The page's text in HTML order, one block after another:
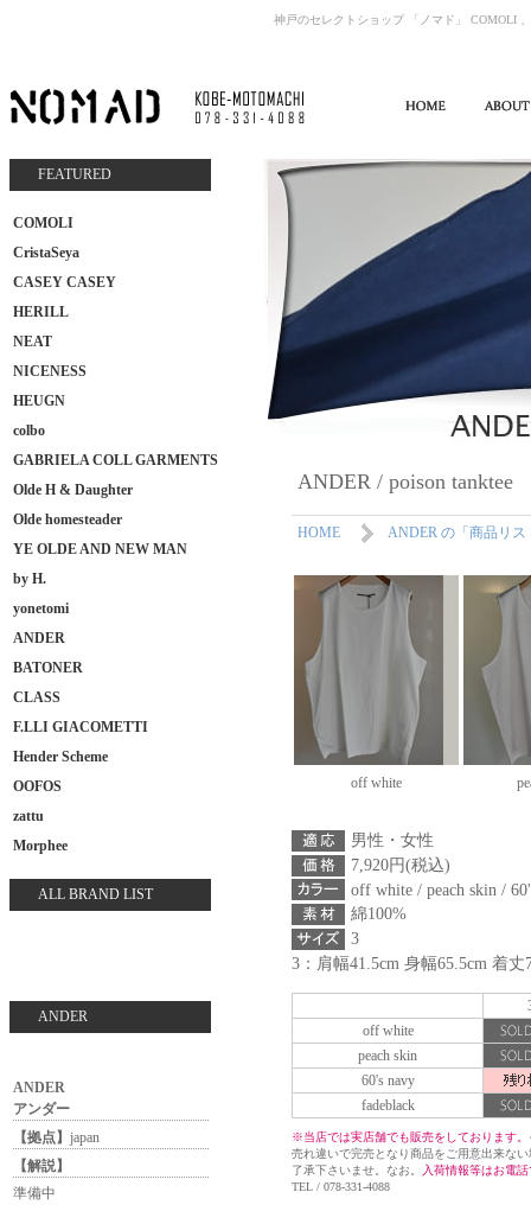
神戸のセレクトショップ 「ノマド」 COMOLI
FEATURED
COMOLI
CristaSeya
CASEY CASEY
HERILL
NEAT
NICENESS
HEUGN
colbo
GABRIELA COLL GARMENTS
Olde H & Daughter
Olde homesteader
YE OLDE AND NEW MAN
by H.
yonetomi
ANDER
BATONER
CLASS
F.LLI GIACOMETTI
Hender Scheme
OOFOS
zattu
Morphee
ALL BRAND LIST
ANDER
ANDER
アンダー
【拠点】 japan
【解説】
準備中
ANDER / poison tanktee
HOME ANDER の「商品リス
off white
男性・女性
7,920円(税込)
off white / peach skin /
綿100%
3
3：肩幅41.5cm 身幅65.5cm 着丈
off white
peach skin
60's navy
fadeblack
※当店では実店舗でも販売をしております。
売れ違いで完売となり商品をご用意出来な
了承下さいませ。なお。
入荷情報等はお電
TEL / 078-331-4088